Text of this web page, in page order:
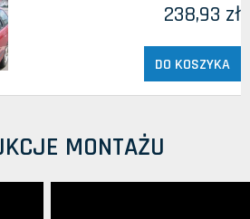
238,93 zł
DO KOSZYKA
MONTAŻU